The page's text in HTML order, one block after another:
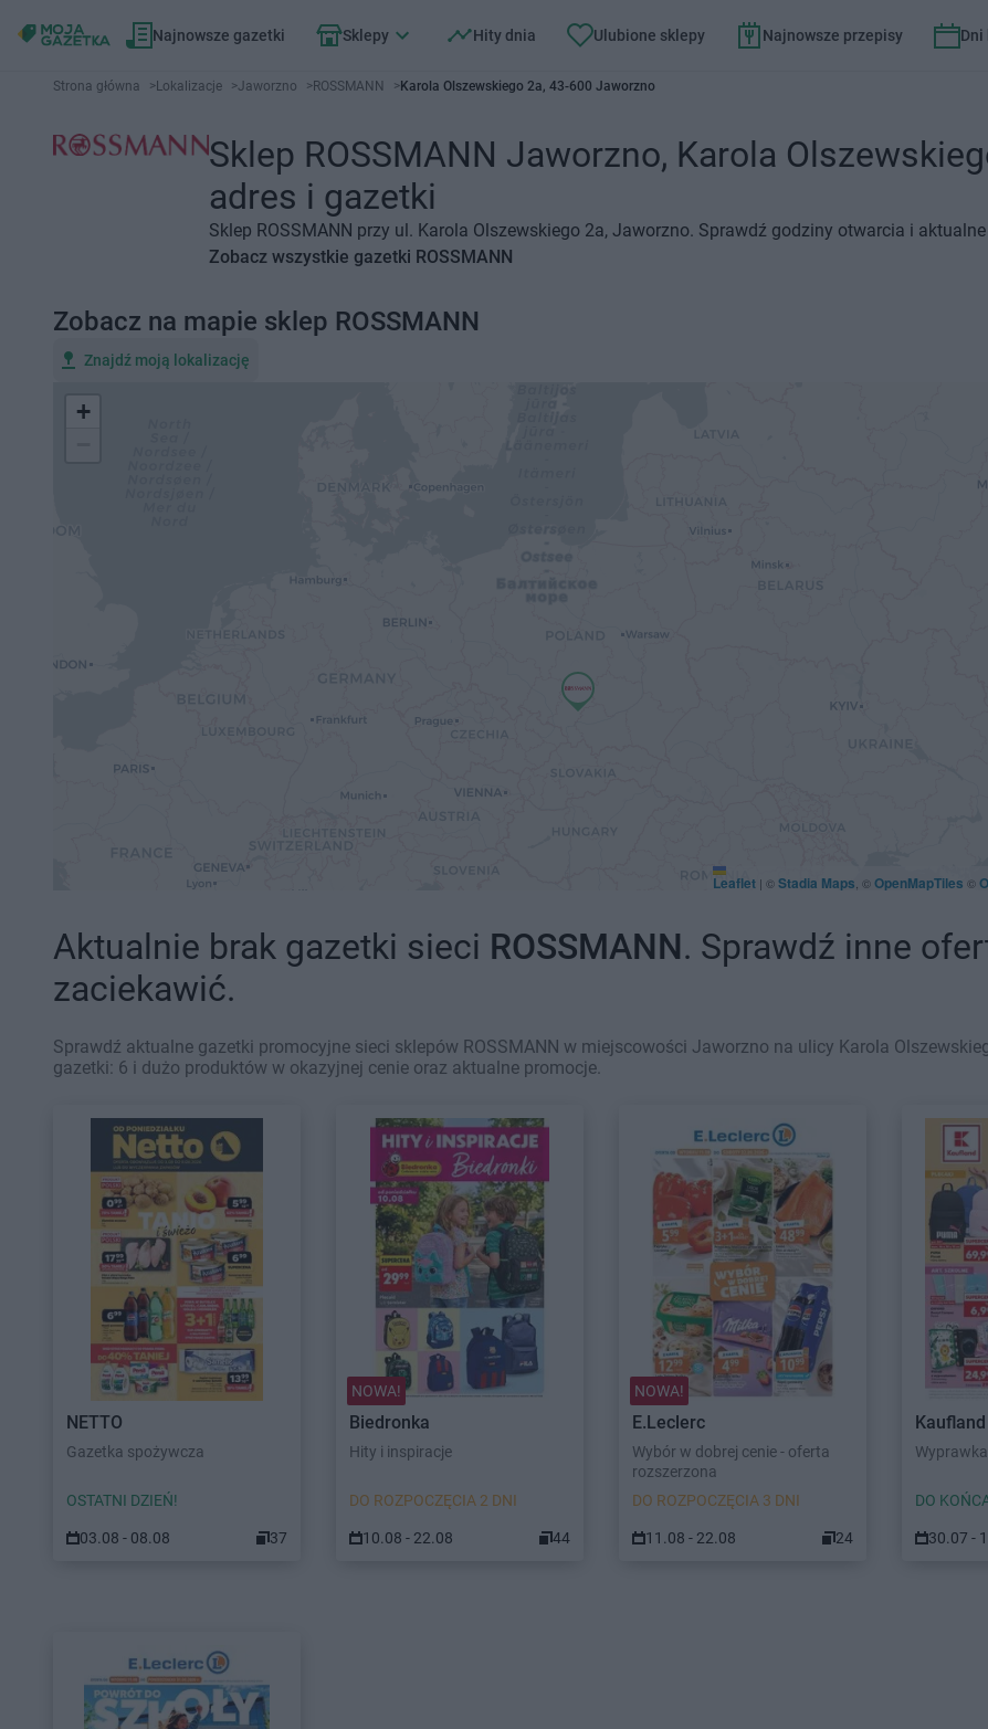
Najnowsze gazetki Sklepy Hity dnia Ulubione sklepy Najnowsze przepisy Dni
Strona główna >Lokalizacje >Jaworzno >ROSSMANN >Karola Olszewskiego 2a, 43-600 Jaworzno
Sklep ROSSMANN Jaworzno, Karola
adres i gazetki
Sklep ROSSMANN przy ul. Karola Olszewskiego 2a, Jaworzno. Sprawdź godziny otwarcia i
Zobacz wszystkie gazetki ROSSMANN
Zobacz na mapie sklep ROSSMANN
Znajdź moją lokalizację
+
Leaflet | ©Stadia Maps , ©OpenMapTiles ©
Aktualnie brak gazetki sieci ROSSMANN. Sprawdź inne
zaciekawić.
Sprawdź aktualne gazetki promocyjne sieci sklepów ROSSMANN w miejscowości Jaworzno na ulicy Karola
gazetki: 6 i dużo produktów w okazyjnej cenie oraz aktualne promocje.
NETTO
Gazetka spożywcza
OSTATNI DZIEŃ!
03.08 - 08.08 37
NOWA!
Biedronka
Hity i inspiracje
DO ROZPOCZĘCIA 2 DNI
10.08 - 22.08 44
NOWA!
E.Leclerc
Wybór w dobrej cenie - oferta
rozszerzona
DO ROZPOCZĘCIA 3 DNI
11.08 - 22.08 24
Kaufland
DO
30.07 -